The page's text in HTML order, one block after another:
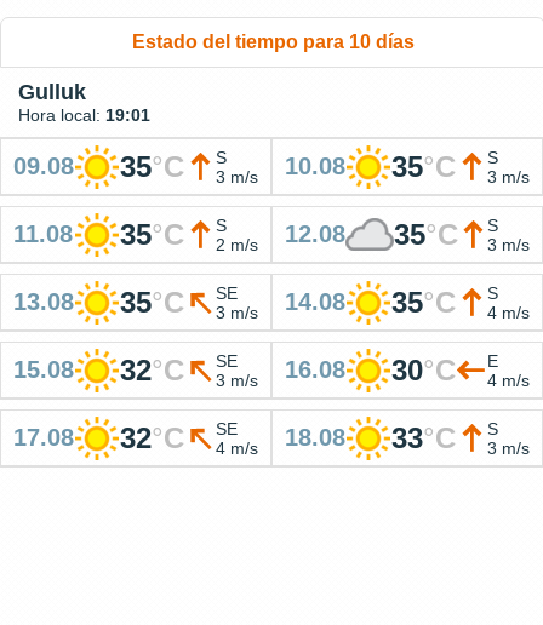
Estado del tiempo para 10 días
Gulluk
Hora local: 19:01
09.08 35°C
S
3 m/s
10.08 35°C
S
3 m/s
11.08 35°C
S
2 m/s
12.08 35°C
S
3 m/s
13.08 35°C
SE
3 m/s
14.08 35°C
S
4 m/s
15.08 32°C
SE
3 m/s
16.08 30°C
E
4 m/s
17.08 32°C
SE
4 m/s
18.08 33°C
S
3 m/s